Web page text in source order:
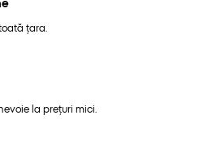
țara.
la prețuri mici.